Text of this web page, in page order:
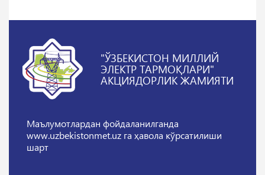
"ЎЗБЕКИСТОН МИЛЛИЙ
ЭЛЕКТР ТАРМОҚЛАРИ"
АКЦИЯДОРЛИК ЖАМИЯТИ
Маълумотлардан фойдаланилганда
www.uzbekistonmet.uz га ҳавола кўрсатилиши
шарт